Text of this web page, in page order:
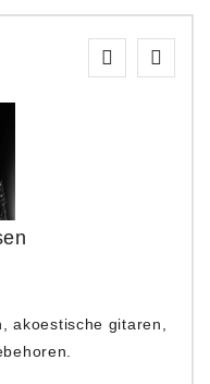
akoestische gitaren,